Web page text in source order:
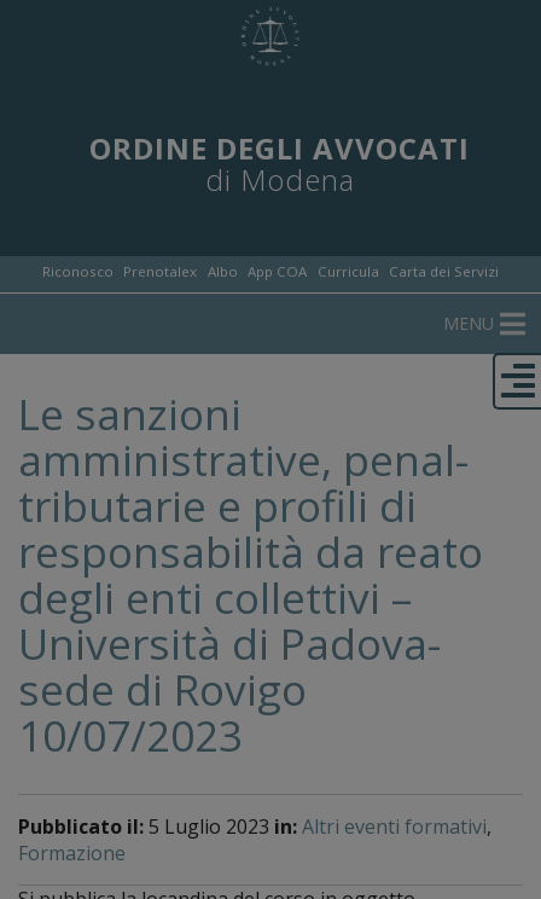
ORDINE DEGLI AVVOCATI
di Modena
Riconosco Prenotalex Albo App COA Curricula Carta dei Servizi
MENU
Le sanzioni
amministrative, penal-
tributarie e profili di
responsabilità da reato
degli enti collettivi –
Università di Padova-
sede di Rovigo
10/07/2023
Pubblicato il: 5 Luglio 2023 in:Altri eventi formativi,
Formazione